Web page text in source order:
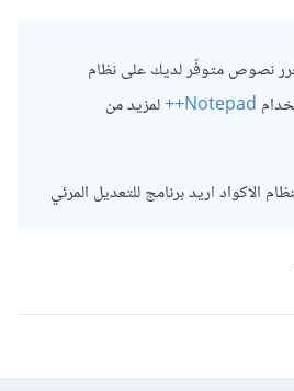
نصوص متوفّر لديك على نظام
Notepad++
لمزيد من
الاكواد اريد برنامج للتعديل المرئي